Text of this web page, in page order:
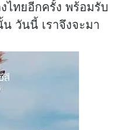
ไทยอีกครั้ง พร้อมรับ
วันนี้ เราจึงจะมา